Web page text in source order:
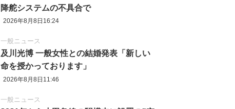
降舵システムの不具合で
2026年8月8日16:24
一般ニュース
及川光博 一般女性との結婚発表「新しい
命を授かっております」
2026年8月8日11:46
一般ニュース